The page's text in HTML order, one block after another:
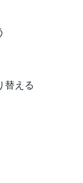
替える